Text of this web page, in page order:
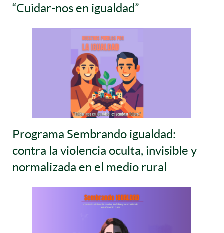
“Cuidar-nos en igualdad”
Programa Sembrando igualdad:
contra la violencia oculta, invisible y
normalizada en el medio rural